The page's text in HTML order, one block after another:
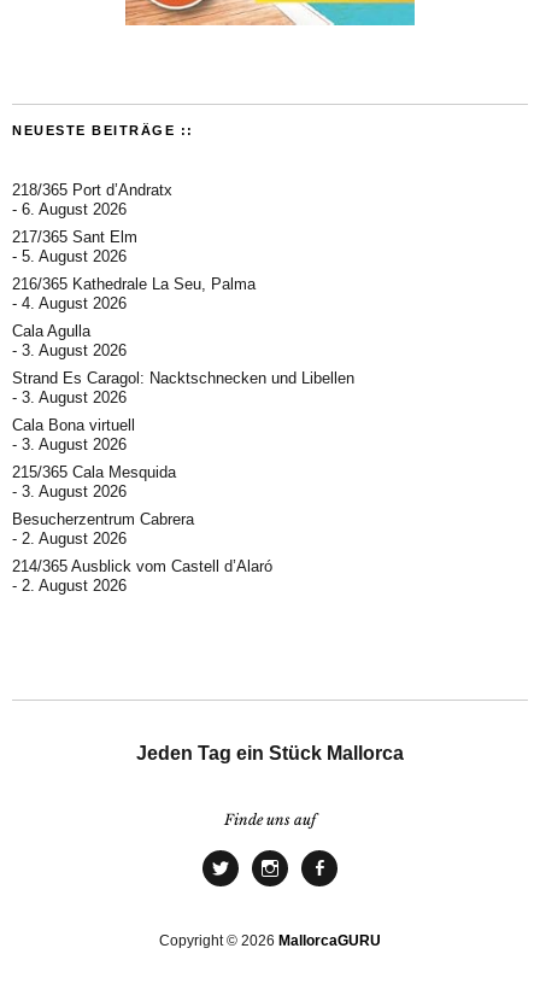
NEUESTE BEITRÄGE ::
218/365 Port d’Andratx
6. August 2026
217/365 Sant Elm
5. August 2026
216/365 Kathedrale La Seu, Palma
4. August 2026
Cala Agulla
3. August 2026
Strand Es Caragol: Nacktschnecken und Libellen
3. August 2026
Cala Bona virtuell
3. August 2026
215/365 Cala Mesquida
3. August 2026
Besucherzentrum Cabrera
2. August 2026
214/365 Ausblick vom Castell d’Alaró
2. August 2026
Jeden Tag ein Stück Mallorca
Finde uns auf
Copyright © 2026 MallorcaGURU